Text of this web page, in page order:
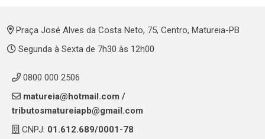
Praça José Alves da Costa Neto, 75, Centro, Matureia-PB
Segunda à Sexta de 7h30 às 12h00
0800 000 2506
matureia@hotmail.com /
tributosmatureiapb@gmail.com
CNPJ: 01.612.689/0001-78